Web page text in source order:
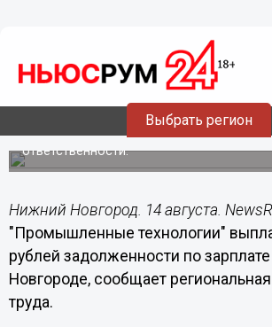
Выбрать регион
150 тыс. рублей долгов по
выплатили "Промышленные
технологии" в Нижнем
За нарушения трудового
юридическое лицо привлечено к
ответственности.
Нижний Новгород. 14 августа.
"Промышленные технологии"
рублей задолженности по
Новгороде, сообщает
труда.